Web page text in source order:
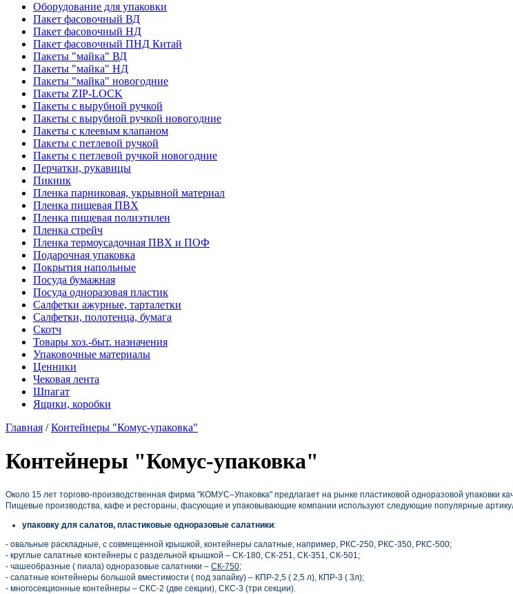
Оборудование для упаковки
Пакет фасовочный ВД
Пакет фасовочный НД
Пакет фасовочный ПНД Китай
Пакеты "майка" ВД
Пакеты "майка" НД
Пакеты "майка" новогодние
Пакеты ZIP-LOCK
Пакеты с вырубной ручкой
Пакеты с вырубной ручкой новогодние
Пакеты с клеевым клапаном
Пакеты с петлевой ручкой
Пакеты с петлевой ручкой новогодние
Перчатки, рукавицы
Пикник
Пленка парниковая, укрывной материал
Пленка пищевая ПВХ
Пленка пищевая полиэтилен
Пленка стрейч
Пленка термоусадочная ПВХ и ПОФ
Подарочная упаковка
Покрытия напольные
Посуда бумажная
Посуда одноразовая пластик
Салфетки ажурные, тарталетки
Салфетки, полотенца, бумага
Скотч
Товары хоз.-быт. назначения
Упаковочные материалы
Ценники
Чековая лента
Шпагат
Ящики, коробки
Главная /Контейнеры "Комус-упаковка"
Контейнеры "Комус-упаковка"
Около 15 лет торгово-производственная фирма "КОМУС–Упаковка" предлагает на рынке пластиковой одноразовой упаковки
Пищевые производства, кафе и рестораны, фасующие и упаковывающие компании используют следующие популярные
упаковку для салатов, пластиковые одноразовые салатники:
- овальные раскладные, с совмещенной крышкой, контейнеры салатные, например, РКС-250, РКС-350, РКС-500;
- круглые салатные контейнеры с раздельной крышкой – СК-180, СК-251, СК-351, СК-501;
- чашеобразные ( пиала) одноразовые салатники – СК-750;
- салатные контейнеры большой вместимости ( под запайку) – КПР-2,5 ( 2,5 л), КПР-3 ( 3л);
- многосекционные контейнеры – СКС-2 (две секции), СКС-3 (три секции).